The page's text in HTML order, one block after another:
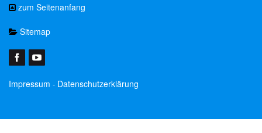
zum Seitenanfang
Sitemap
Impressum - Datenschutzerklärung